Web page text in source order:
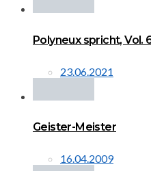
Polyneux spricht, Vol.
23.06.2021
Geister-Meister
16.04.2009